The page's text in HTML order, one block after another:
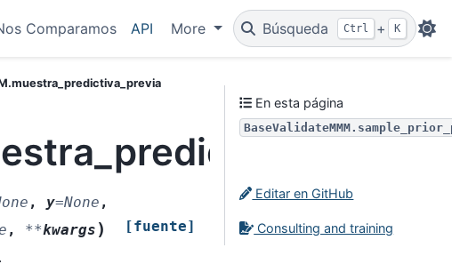
Comparamos API More Búsqueda Ctrl + K
, y=None ,
, **kwargs ) [fuente]
En esta página
Editar en GitHub
Consulting and training